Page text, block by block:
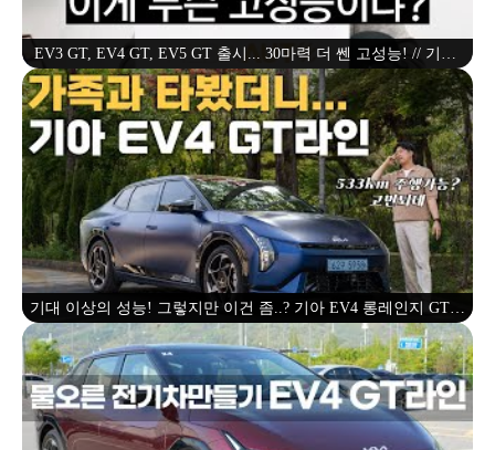
EV3 GT, EV4 GT, EV5 GT 출시... 30마력 더 쎈 고성능! // 기아,
GT, AWD, 듀얼모터, 고성능
기대 이상의 성능! 그렇지만 이건 좀..? 기아 EV4 롱레인지 GT라
인 시승기 - 가족과 패밀리카로 타봤습니다! 전기차로 전기세단
괜찮을까?